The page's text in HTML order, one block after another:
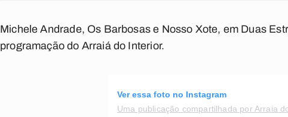
Michele Andrade, Os Barbosas e Nosso Xote, em Duas
programação do Arraiá do Interior.
Ver essa foto no Instagram
Uma publicação compartilhada por Arraia